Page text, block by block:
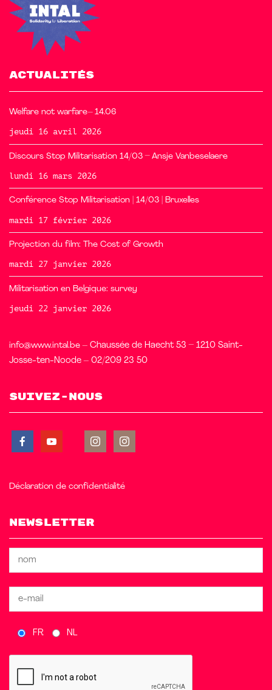
ACTUALITÉS
Welfare not warfare– 14.06
jeudi 16 avril 2026
Discours Stop Militarisation 14/03 – Ansje Vanbeselaere
lundi 16 mars 2026
Conférence Stop Militarisation | 14/03 | Bruxelles
mardi 17 février 2026
Projection du film: The Cost of Growth
mardi 27 janvier 2026
Militarisation en Belgique: survey
jeudi 22 janvier 2026
info@www.intal.be – Chaussée de Haecht 53 – 1210 Saint-
Josse-ten-Noode – 02/209 23 50
Suivez-nous
Déclaration de confidentialité
Newsletter
FR NL